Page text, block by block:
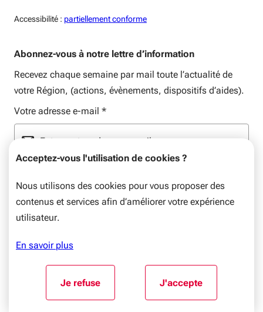
Acceptez-vous l'utilisation de cookies ?
Nous utilisons des cookies pour vous proposer des
contenus et services afin d’améliorer votre expérience
utilisateur.
En savoir plus
Je refuse
l'utilisation de cookies
J'accepte
l'utilisation de
Accessibilité : Accessiblité:
partiellement conforme
Abonnez-vous à notre lettre d’information
Recevez chaque semaine par mail toute l’actualité de
votre Région, (actions, évènements, dispositifs d’aides).
Votre adresse e-mail *
Mentions légales
Aller au début du contenu